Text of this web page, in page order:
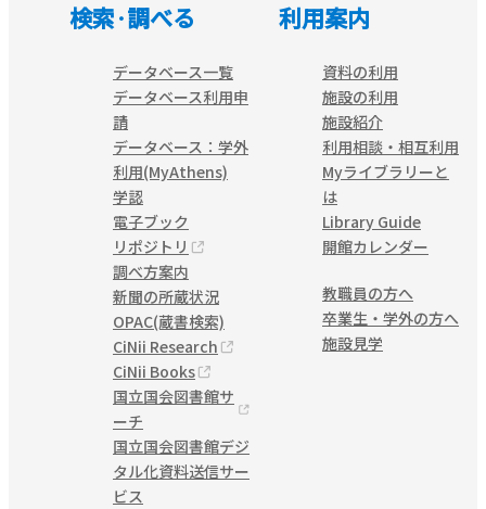
検索·調べる
データベース一覧
データベース利用申
請
データベース：学外
利用(MyAthens)
学認
電子ブック
リポジトリ
調べ方案内
新聞の所蔵状況
OPAC(蔵書検索)
CiNii Research
CiNii Books
国立国会図書館サ
ーチ
国立国会図書館デジ
タル化資料送信サー
ビス
利用案内
資料の利用
施設の利用
施設紹介
利用相談・相互利用
Myライブラリーと
は
Library Guide
開館カレンダー
教職員の方へ
卒業生・学外の方へ
施設見学